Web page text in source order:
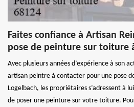
Faites confiance à Artisan
pose de peinture sur toiture
Avec plusieurs années d’expérience à son
artisan peintre à contacter pour une pose
Logelbach, les propriétaires s’adressent à
de poser une peinture sur votre toiture.